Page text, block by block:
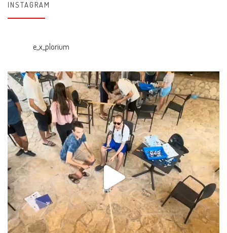
INSTAGRAM
e_x_plorium